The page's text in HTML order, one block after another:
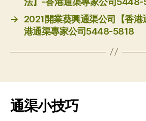
→
2021開業葵興通渠公司【香港
港通渠專家公司5448-5818
通渠小技巧